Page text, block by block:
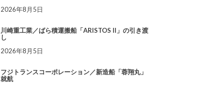
2026年8月5日
川崎重工業／ばら積運搬船「ARISTOS II」の引き渡
し
2026年8月5日
フジトランスコーポレーション／新造船「蓉翔丸」
就航